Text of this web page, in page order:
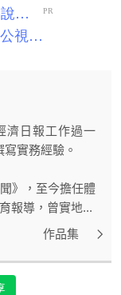
濟日報工作過一
實務經驗。
》，至今擔任體
報導，曾實地...
作品集